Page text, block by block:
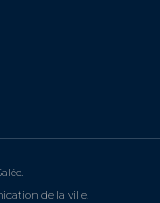
de la ville.